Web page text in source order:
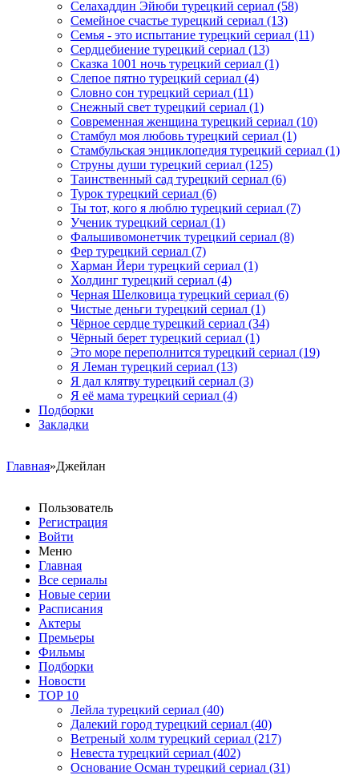
Селахаддин Эйюби турецкий сериал (58)
Семейное счастье турецкий сериал (13)
Семья - это испытание турецкий сериал (11)
Сердцебиение турецкий сериал (13)
Сказка 1001 ночь турецкий сериал (1)
Слепое пятно турецкий сериал (4)
Словно сон турецкий сериал (11)
Снежный свет турецкий сериал (1)
Современная женщина турецкий сериал (10)
Стамбул моя любовь турецкий сериал (1)
Стамбульская энциклопедия турецкий сериал (1)
Струны души турецкий сериал (125)
Таинственный сад турецкий сериал (6)
Турок турецкий сериал (6)
Ты тот, кого я люблю турецкий сериал (7)
Ученик турецкий сериал (1)
Фальшивомонетчик турецкий сериал (8)
Фер турецкий сериал (7)
Харман Йери турецкий сериал (1)
Холдинг турецкий сериал (4)
Черная Шелковица турецкий сериал (6)
Чистые деньги турецкий сериал (1)
Чёрное сердце турецкий сериал (34)
Чёрный берет турецкий сериал (1)
Это море переполнится турецкий сериал (19)
Я Леман турецкий сериал (13)
Я дал клятву турецкий сериал (3)
Я её мама турецкий сериал (4)
Подборки
Закладки
Главная»Джейлан
Пользователь
Регистрация
Войти
Меню
Главная
Все сериалы
Новые серии
Расписания
Актеры
Премьеры
Фильмы
Подборки
Новости
TOP 10
Лейла турецкий сериал (40)
Далекий город турецкий сериал (40)
Ветреный холм турецкий сериал (217)
Невеста турецкий сериал (402)
Основание Осман турецкий сериал (31)